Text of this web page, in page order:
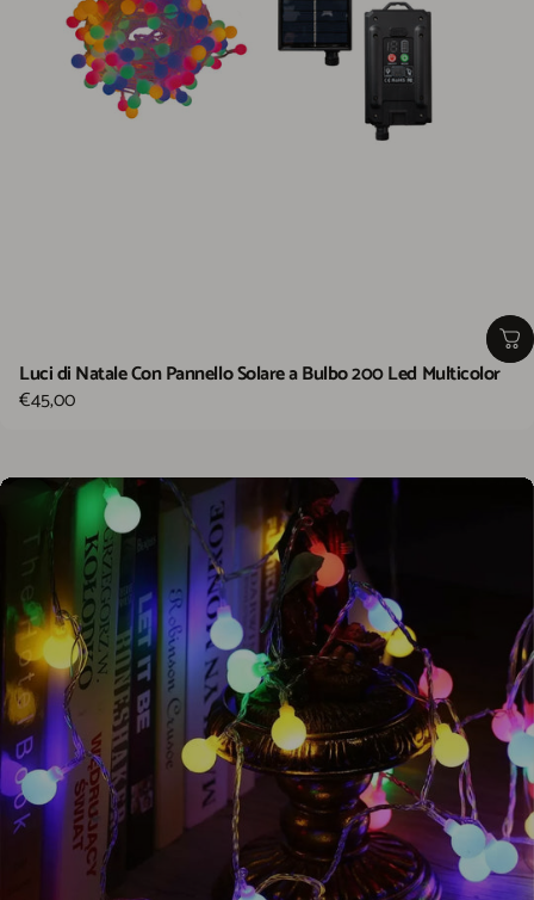
Luci di Natale Con Pannello Solare a Bulbo 200 Led Multicolor
€45,00